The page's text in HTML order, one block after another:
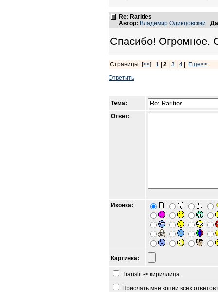
Re: Rarities
Автор: Владимир Одинцовский
Спасибо! Огромное.
Страницы: [<<] 1 2 3 4
Еще>>
Ответить
Тема:
Ответ:
Иконка:
Картинка:
Translit -> кириллица
Прислать мне копии всех